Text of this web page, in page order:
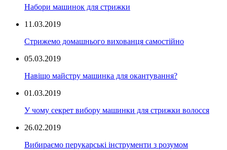
Набори машинок для стрижки
11.03.2019
Стрижемо домашнього вихованця самостійно
05.03.2019
Навіщо майстру машинка для окантування?
01.03.2019
У чому секрет вибору машинки для стрижки волосся
26.02.2019
Вибираємо перукарські інструменти з розумом